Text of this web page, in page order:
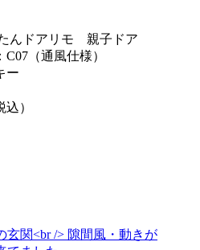
んドアリモ 親子ドア
C07（通風仕様）
ー
）